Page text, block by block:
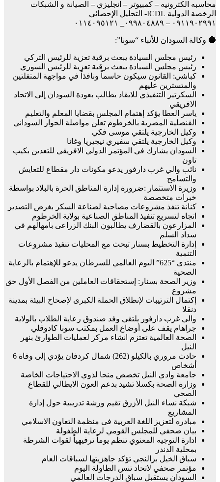
محاسبه الكترونيه – كمبيوتر – انجليزي – الصيانة و الشبكات
الرخصة الدولية ICDL- التحليل الإحصائي
٠٩١١٩٠٢٩٩١ – ٠٩٩٨٠٤٨٨٩_ ٠١١٤٠٩٥١٢١
🔵 وكالة السودان للأنباء “سونا”:
رئيس مجلس السيادة يبعث برقية تعزية للرئيس التركي
رئيس مجلس السيادة يبعث برقية تعزية للرئيس السوري
كباشي: القانون سيكون حاسماً ونافذاً في مواجهة المتفلتين
والمتسترين عليهم
السكرتير التنفيذي للايقاد يطالب بعودة السودان إلى الاتحاد
الافريقي
ياسر العطا يؤكد إهتمام المجلس بقضايا المعلم والتعليم
القنصلية المصرية بالخرطوم تعلن مواصلة الحوار السوداني
وكيل الخارجية يلتقي موسى فكي
وكيل الخارجية يلتقي سفيري نيجيريا وغانا
السودان يشارك في المؤتمر الدولي الافريقي للتعدين بكيب
تاون
نائب والي غرب دارفور يدعو مكونات دار مقطاع للتعايش
والتسامح
وزيرة الاستثمار :ضرورة إدارة المناطق الحرة بالبلاد بواسطة
خبرات متخصصة
كنانة تنفذ مشروعات مصاحبة لصناعة السكر بغرض التصدير
اتجاه لتسريع تنفيذ المناطق الصناعية بولاية الخرطوم
المزارعون بالقضارف يطالبون البنك الزراعى بامهالهم في
سداد السلم
إدارة التخطيط بسنار تبحث مع المحليات تنفيذ مشروعات
التنمية
منتدى “625” اليوم العالمي للسرطان يدعو للإهتمام بالرعاية
الصحية
وزير الصحة بسنار: إستحقاقات العاملين من الفصل الأول حق
مشروع
إكتمال الترتيبات لإنطلاق الحملة الكبرى لإصحاح البيئة بمدينة
دنقلا
والي غرب دارفور يلتقي وفد صندوق رعاية الطلاب بالولاية
جراهام يقف على أوضاع العمل بمكتب سونا كادوقلي
الصحة العالمية تعتزم انشاء مركز لعمليات الطوارئ بنهر
النيل
حادث مروري بالكيلو (262) شمال كردفان يؤدي إلى وفاة 6
أشخاص
جامعة وادي النيل تخصص منحا لذوي الاحتياجات الخاصة
وزارة الصحة بكسلا تشيد بدعم العون الايطالي للقطاع
الصحي
شبكة نساء النيل الأزرق تقيم ورشة تدريبية حول إدارة
المشاريع
مبادره لتعزيز اللغة العربية فى منظمة التعاون الاسلامي
بيان صحفي للمجلس القومي لرعاية الطفولة
ادارة التوجيه المعنوي تنظم يوماً ترفيهياً لقوات الشرطة
بمحلية الدندر
سباق الخيل بزالنجي تؤكد جاهزيتها لسباقات العام
مؤتمر صحفي لاتحاد تنس الطاولة اليوم
السودان يستقبل سباق الدرجات العالمي